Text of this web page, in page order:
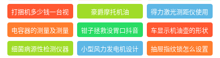
网
前十
打捆机多少钱一台视
频
豪爵摩托机油
得力激光测距仪使用
方法
电容器的测量及测量
结果怎么写
钳子拯救没胃口抖音
车显示机油壶的形状
是什么意思
细菌病源性检测仪器
小型风力发电机设计
抽屉指纹锁怎么设置